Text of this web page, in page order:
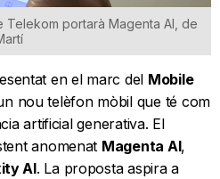
Telekom portarà Magenta AI, de
en el marc del Mobile
nou telèfon mòbil que té com
artificial generativa. El
anomenat Magenta AI,
AI. La proposta aspira a